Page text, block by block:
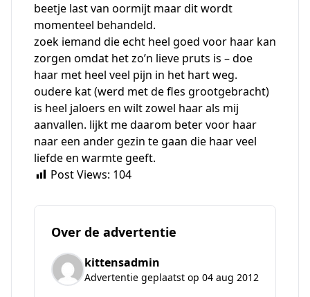
beetje last van oormijt maar dit wordt
momenteel behandeld.
zoek iemand die echt heel goed voor haar kan
zorgen omdat het zo’n lieve pruts is – doe
haar met heel veel pijn in het hart weg.
oudere kat (werd met de fles grootgebracht)
is heel jaloers en wilt zowel haar als mij
aanvallen. lijkt me daarom beter voor haar
naar een ander gezin te gaan die haar veel
liefde en warmte geeft.
Post Views: 104
Over de advertentie
kittensadmin
Advertentie geplaatst op 04 aug 2012